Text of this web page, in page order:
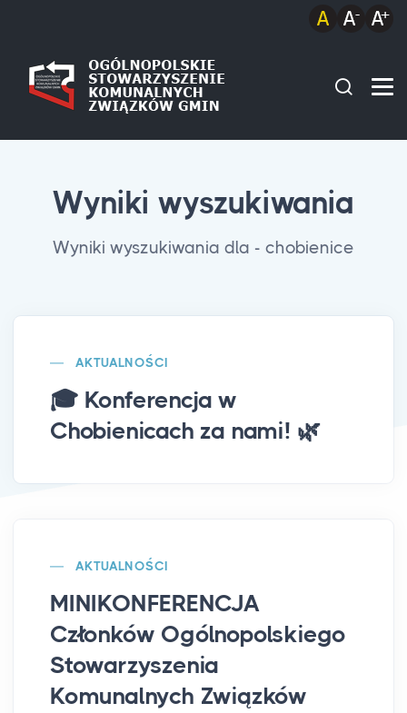
Wyniki wyszukiwania
Wyniki wyszukiwania dla - chobienice
AKTUALNOŚCI
🎓 Konferencja w
Chobienicach za nami! 🌿
AKTUALNOŚCI
MINIKONFERENCJA
Członków Ogólnopolskiego
Stowarzyszenia
Komunalnych Związków